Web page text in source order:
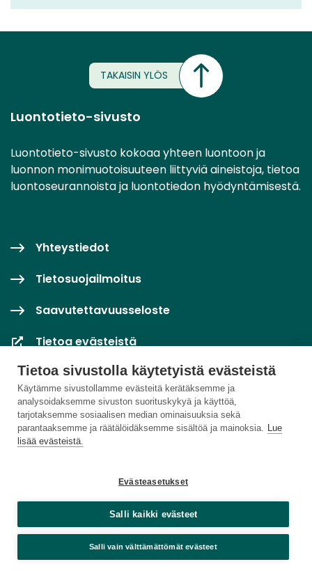
Tietoa sivustolla käytetyistä evästeistä
Käytämme sivustollamme evästeitä kerätäksemme ja
analysoidaksemme sivuston suorituskykyä ja käyttöä,
tarjotaksemme sosiaalisen median ominaisuuksia sekä
parantaaksemme ja räätälöidäksemme sisältöä ja mainoksia. Lue
lisää evästeistä.
Evästeasetukset
Salli kaikki evästeet
Salli vain välttämättömät evästeet
TAKAISIN YLÖS
Luontotieto-sivusto
Luontotieto-sivusto kokoaa yhteen luontoon ja
luonnon monimuotoisuuteen liittyviä aineistoja, tietoa
luontoseurannoista ja luontotiedon hyödyntämisestä.
Yhteystiedot
Tietosuojailmoitus
Saavutettavuusseloste
Tietoa evästeistä
Evästeasetukset